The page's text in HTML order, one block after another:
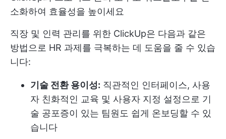
소화하여 효율성을 높이세요
직장 및 인력 관리를 위한 ClickUp은 다음과 같은
방법으로 HR 과제를 극복하는 데 도움을 줄 수 있습
니다:
기술 전환 용이성: 직관적인 인터페이스, 사용
자 친화적인 교육 및 사용자 지정 설정으로 기
술 공포증이 있는 팀원도 쉽게 온보딩할 수 있
습니다